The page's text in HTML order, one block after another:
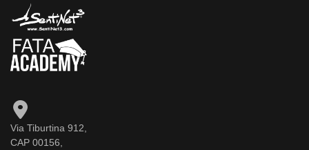
Via Tiburtina 912,
CAP 00156,